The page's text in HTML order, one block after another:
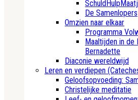
De Samenlopers
Omzien naar elkaar
Programma
Maaltijden in de
Bernadette
Diaconie wereldwijd
Leren en verdiepen
Geloofsopvoeding:
Christelijke meditatie